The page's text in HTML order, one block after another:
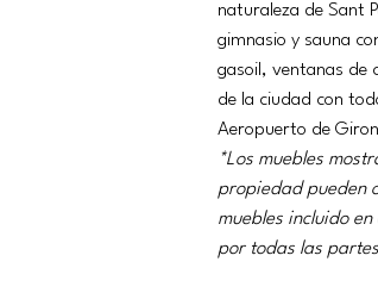
naturaleza de Sant
gimnasio y sauna
gasoil, ventanas de
de la ciudad con
Aeropuerto de
*Los muebles
propiedad pueden
muebles incluido
por todas las